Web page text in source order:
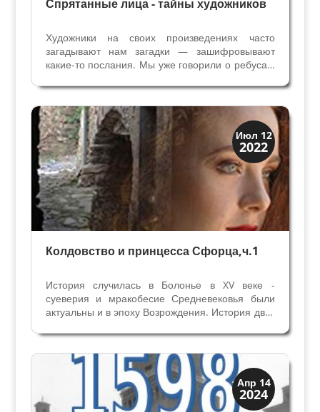
Спрятанные лица - тайны художников
Художники на своих произведениях часто
загадывают нам загадки — зашифровывают
какие-то послания. Мы уже говорили о ребусах,
картине — имя автора. Иногда художники
изображали свой портрет среди персонажей
картины, и...
Июл 12
2022
Династии
Папская область
Колдовство и принцесса Сфорца,ч.1
История случилась в Болонье в XV веке -
суеверия и мракобесие Средневековья были
актуальны и в эпоху Возрождения. История двух
Синьора Болоньи Джиневра Сфорца выходит
замуж за кузена мужа – 20-летнего Джованни
Бентивольо. Может...
Апр 14
2024
Династии
Мантуя и Феррара